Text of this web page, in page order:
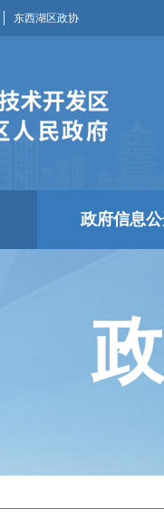
东西湖区政协
政府信息